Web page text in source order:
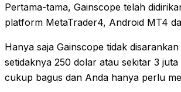
Pertama-tama, Gainscope telah
platform MetaTrader4, Android MT4
Hanya saja Gainscope tidak
setidaknya 250 dolar atau sekitar 3
cukup bagus dan Anda hanya perlu